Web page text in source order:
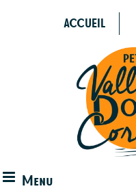
ACCUEIL
Menu